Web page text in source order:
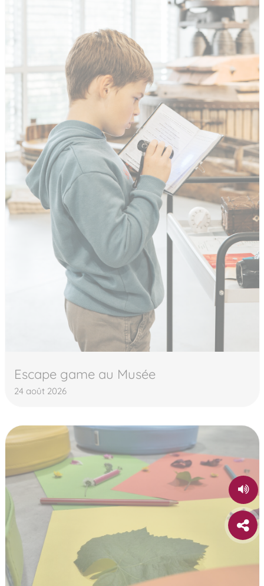
Escape game au Musée
24 août 2026